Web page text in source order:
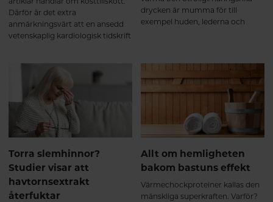
Därför är det extra
anmärkningsvärt att en ansedd
vetenskaplig kardiologisk tidskrift
coenzym Q10. I flera av de
omnämns i artikeln användes
Pharma Nords biotillgängliga
Q10-formula.
drycken är mumma för till
exempel huden, lederna och
Torra slemhinnor?
Studier visar att
havtornsextrakt
återfuktar
Allt om hemligheten
bakom bastuns effekt
Värmechockproteiner kallas den
mänskliga superkraften. Varför?